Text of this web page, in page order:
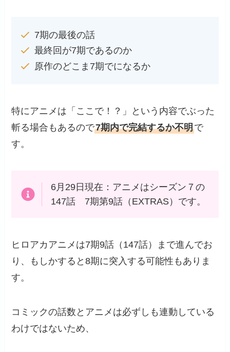
7期の最後の話
最終回が7期であるのか
原作のどこま7期でになるか
特にアニメは「ここで！？」という内容でぶった
斬る場合もあるので7期内で完結するか不明で
す。
6月29日現在：アニメはシーズン７の
147話 7期第9話（EXTRAS）です。
ヒロアカアニメは7期9話（147話）まで進んでお
り、もしかすると8期に突入する可能性もありま
す。
コミックの話数とアニメは必ずしも連動している
わけではないため、